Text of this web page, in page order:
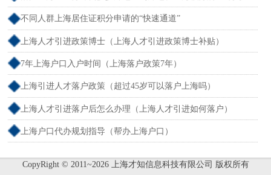
孩可以考上海大学吗）
不同人群上海居住证积分申请的“快速通道”
上海人才引进政策博士（上海人才引进政策博士补贴）
7年上海户口入户时间（上海落户政策7年）
上海引进人才落户政策（超过45岁可以落户上海吗）
上海人才引进落户后怎么办理（上海人才引进如何落户）
上海户口代办规划指导（帮办上海户口）
CopyRight © 2011~2026 上海才知信息科技有限公司 版权所有